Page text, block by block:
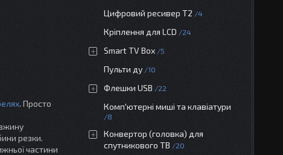
. Просто
резки.
частини
Цифровий ресивер Т2 4
Кріплення для LCD 24
Smart TV Box 5
Пульти ду 10
Флешки USB 22
Комп'ютерні миші та клавіатури
8
Конвертор (головка) для
спутникового ТВ
20